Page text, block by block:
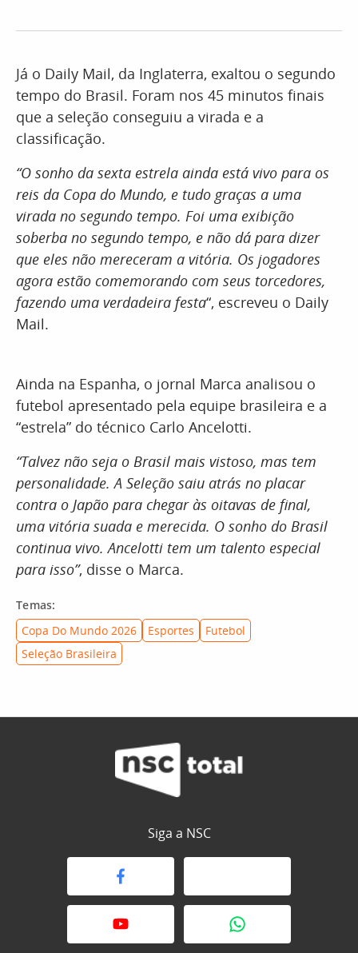
Já o Daily Mail, da Inglaterra, exaltou o segundo
tempo do Brasil. Foram nos 45 minutos finais
que a seleção conseguiu a virada e a
classificação.
“O sonho da sexta estrela ainda está vivo para os
reis da Copa do Mundo, e tudo graças a uma
virada no segundo tempo. Foi uma exibição
soberba no segundo tempo, e não dá para dizer
que eles não mereceram a vitória. Os jogadores
agora estão comemorando com seus torcedores,
fazendo uma verdadeira festa“, escreveu o Daily
Mail.
Ainda na Espanha, o jornal Marca analisou o
futebol apresentado pela equipe brasileira e a
“estrela” do técnico Carlo Ancelotti.
“Talvez não seja o Brasil mais vistoso, mas tem
personalidade. A Seleção saiu atrás no placar
contra o Japão para chegar às oitavas de final,
uma vitória suada e merecida. O sonho do Brasil
continua vivo. Ancelotti tem um talento especial
para isso”, disse o Marca.
Temas:
Copa Do Mundo 2026
Esportes
Futebol
Seleção Brasileira
Siga a NSC